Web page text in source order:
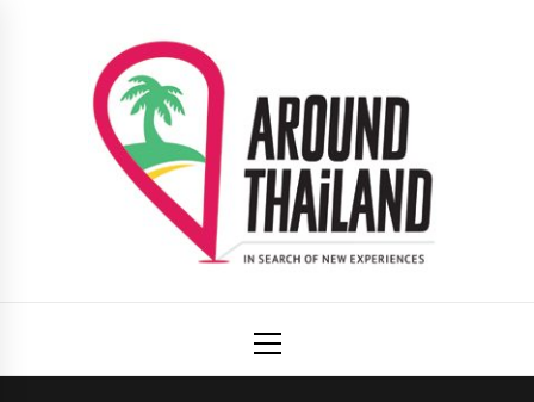
Таиланда
Menu